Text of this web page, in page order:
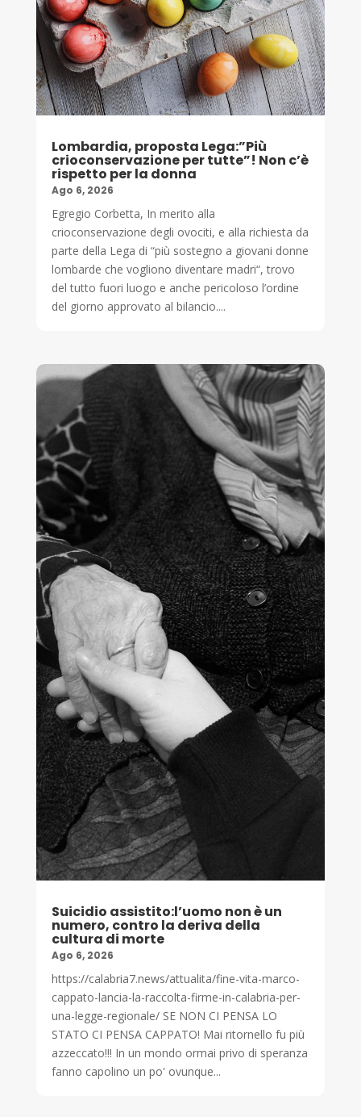
Lombardia, proposta Lega:”Più
crioconservazione per tutte”! Non c’è
rispetto per la donna
Ago 6, 2026
Egregio Corbetta, In merito alla
crioconservazione degli ovociti, e alla richiesta da
parte della Lega di “più sostegno a giovani donne
lombarde che vogliono diventare madri“, trovo
del tutto fuori luogo e anche pericoloso l’ordine
del giorno approvato al bilancio....
Suicidio assistito:l’uomo non è un
numero, contro la deriva della
cultura di morte
Ago 6, 2026
https://calabria7.news/attualita/fine-vita-marco-
cappato-lancia-la-raccolta-firme-in-calabria-per-
una-legge-regionale/ SE NON CI PENSA LO
STATO CI PENSA CAPPATO! Mai ritornello fu più
azzeccato!!! In un mondo ormai privo di speranza
fanno capolino un po' ovunque...